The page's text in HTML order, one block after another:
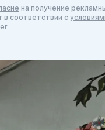
на получение
соответствии c